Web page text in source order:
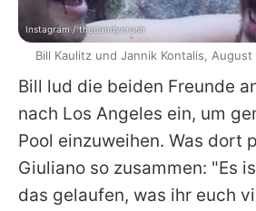
Bill lud die beiden Freunde
nach Los Angeles ein, um
Pool einzuweihen. Was dort
Giuliano so zusammen: "Es
das gelaufen, was ihr euch
Instagram / thecandycrash
Bill Kaulitz und Jannik Kontalis,